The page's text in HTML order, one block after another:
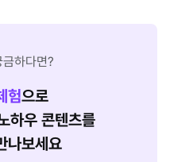
하다면?
험으로
하우 콘텐츠를
나보세요